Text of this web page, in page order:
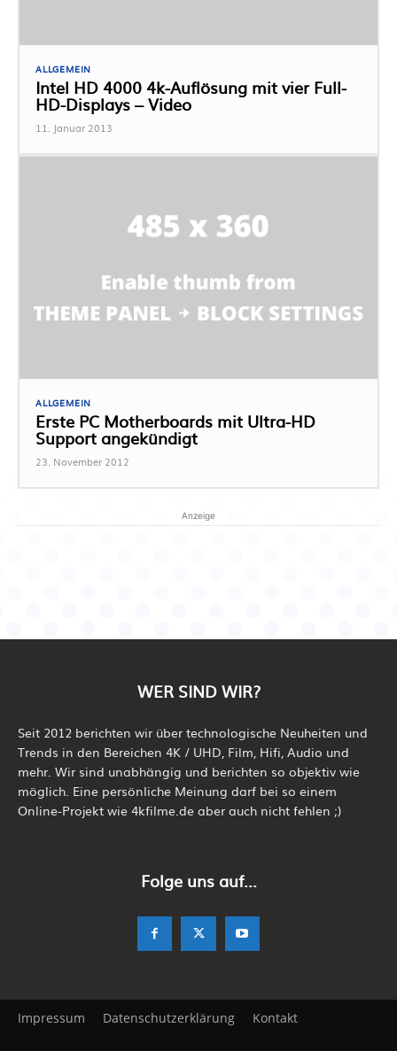
ALLGEMEIN
Intel HD 4000 4k-Auflösung mit vier Full-
HD-Displays – Video
11. Januar 2013
ALLGEMEIN
Erste PC Motherboards mit Ultra-HD
Support angekündigt
23. November 2012
Anzeige
WER SIND WIR?
Seit 2012 berichten wir über technologische Neuheiten und
Trends in den Bereichen 4K / UHD, Film, Hifi, Audio und
mehr. Wir sind unabhängig und berichten so objektiv wie
möglich. Eine persönliche Meinung darf bei so einem
Online-Projekt wie 4kfilme.de aber auch nicht fehlen ;)
Folge uns auf...
Impressum Datenschutzerklärung Kontakt